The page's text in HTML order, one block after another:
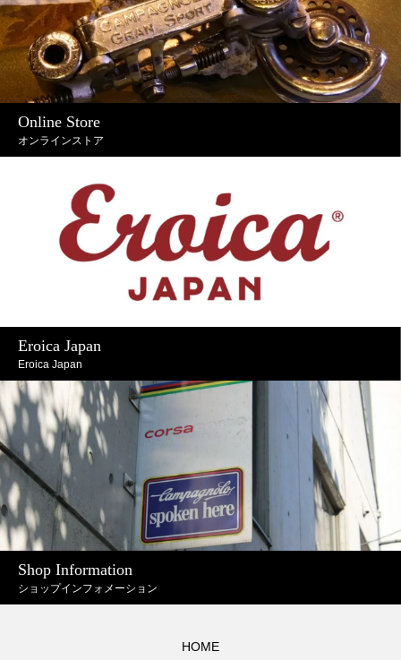
Online Store
オンラインストア
Eroica Japan
Eroica Japan
Shop Information
ショップインフォメーション
HOME